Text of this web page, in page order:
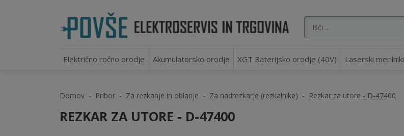
Električno ročno orodje Akumulatorsko orodje XGT Baterijsko orodje (40V) Laserski merilniki
Domov Pribor Za rezkanje in oblanje Za nadrezkarje (rezkalnike) Rezkar za utore - D-47400
REZKAR ZA UTORE - D-47400